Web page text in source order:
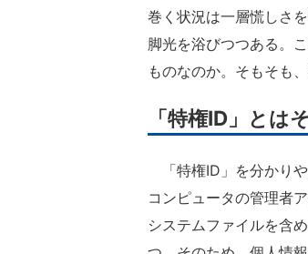
巻く状況は一層慌しさ
脚光を浴びつつある。
ものなのか。そもそも
「特権ID」とは
「特権ID」を分かり
コンピュータの管理者
システムファイルを含